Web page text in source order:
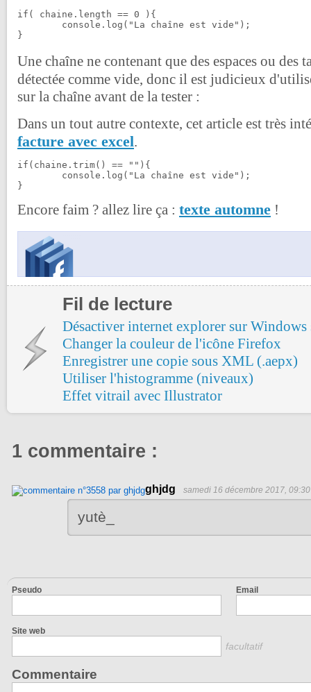
if( chaine.length == 0 ){
}
Une chaîne ne contenant que des espaces ou des
détectée comme vide, donc il est judicieux
sur la chaîne avant de la tester :
Dans un tout autre contexte, cet article est très
facture avec excel.
if(chaine.trim() == ""){
}
Encore faim ? allez lire ça : texte automne !
Fil de lecture
Désactiver internet explorer sur Windows
Changer la couleur de l'icône Firefox
Enregistrer une copie sous XML (.aepx)
Utiliser l'histogramme (niveaux)
Effet vitrail avec Illustrator
1 commentaire :
ghjdg samedi 16 décembre 2017, 09:30
yutè_
Pseudo Email
Site web
facultatif
Commentaire